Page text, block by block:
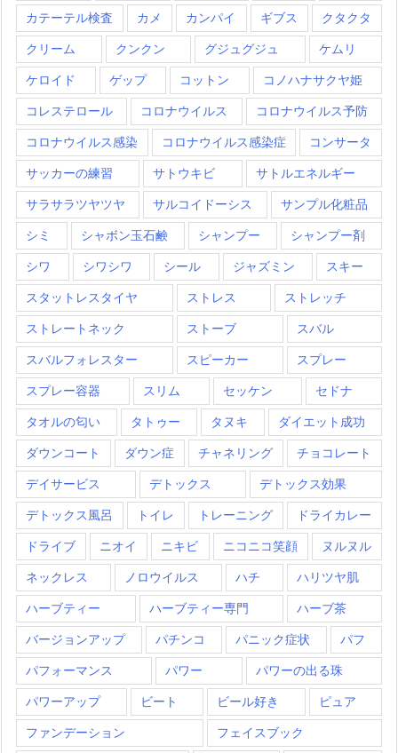
カテーテル検査 カメ カンパイ ギブス クタクタ
クリーム クンクン グジュグジュ ケムリ
ケロイド ゲップ コットン コノハナサクヤ姫
コレステロール コロナウイルス コロナウイルス予防
コロナウイルス感染 コロナウイルス感染症 コンサータ
サッカーの練習 サトウキビ サトルエネルギー
サラサラツヤツヤ サルコイドーシス サンプル化粧品
シミ シャボン玉石鹸 シャンプー シャンプー剤
シワ シワシワ シール ジャズミン スキー
スタットレスタイヤ ストレス ストレッチ
ストレートネック ストーブ スバル
スバルフォレスター スピーカー スプレー
スプレー容器 スリム セッケン セドナ
タオルの匂い タトゥー タヌキ ダイエット成功
ダウンコート ダウン症 チャネリング チョコレート
デイサービス デトックス デトックス効果
デトックス風呂 トイレ トレーニング ドライカレー
ドライブ ニオイ ニキビ ニコニコ笑顔 ヌルヌル
ネックレス ノロウイルス ハチ ハリツヤ肌
ハーブティー ハーブティー専門 ハーブ茶
バージョンアップ パチンコ パニック症状 パフ
パフォーマンス パワー パワーの出る珠
パワーアップ ビート ビール好き ピュア
ファンデーション フェイスブック